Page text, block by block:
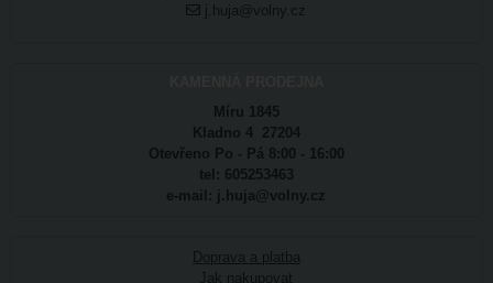
j.huja@volny.cz
Míru 1845
Kladno 4 27204
Otevřeno Po - Pá 8:00 - 16:00
tel: 605253463
e-mail: j.huja@volny.cz
Doprava a platba
Jak nakupovat